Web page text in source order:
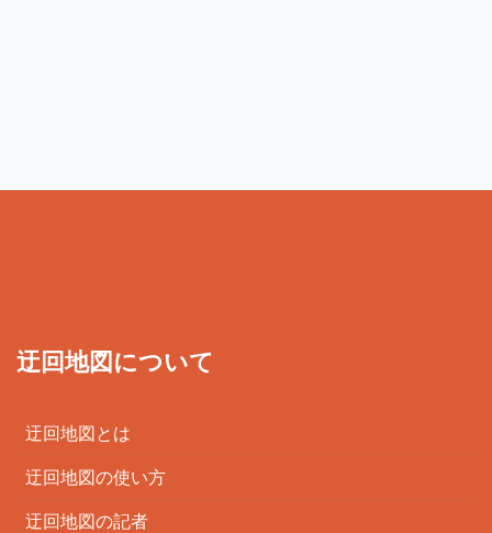
迂回地図について
迂回地図とは
迂回地図の使い方
迂回地図の記者